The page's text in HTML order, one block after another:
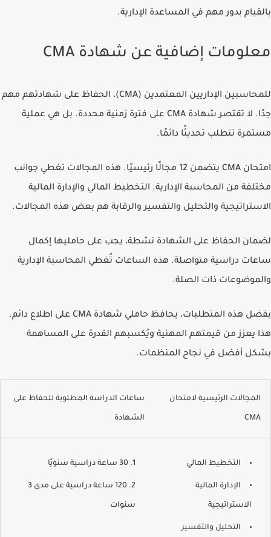
بالقيام بدور مهم في المساعدة الإدارية.
معلومات إضافية عن شهادة CMA
للمحاسبين الإداريين المعتمدين (CMA)، الحفاظ على شهادتهم مهم
جدًا. لا تقتصر شهادة CMA على فترة زمنية محددة. بل هي عملية
مستمرة تتطلب تحديثًا دائمًا.
امتحان CMA يتضمن 12 مجالًا رئيسيًا. هذه المجالات تغطي جوانب
مختلفة من المحاسبة الإدارية. التخطيط المالي والإدارة المالية
الاستراتيجية والتحليل والتفسير والرقابة هم بعض هذه المجالات.
لضمان الحفاظ على الشهادة نشطة، يجب على حامليها إكمال
ساعات دراسية متواصلة. هذه الساعات تُغطي المحاسبة الإدارية
والموضوعات ذات الصلة.
بفضل هذه المتطلبات، يحافظ حاملي شهادة CMA على اطلاع دائم.
هذا يعزز من قيمتهم المهنية ويُكسبهم القدرة على المساهمة
بشكل أفضل في نجاح المنظمات.
المجالات الرئيسية لامتحان
CMA
ساعات الدراسة المطلوبة للحفاظ على
الشهادة
التخطيط المالي
الإدارة المالية
الاستراتيجية
التحليل والتفسير
30 ساعة دراسية سنويًا
120 ساعة دراسية على مدى 3
سنوات